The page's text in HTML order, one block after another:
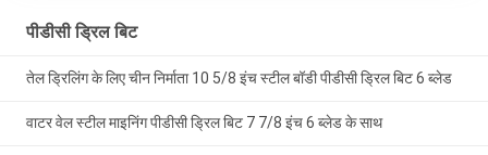
पीडीसी ड्रिल बिट
तेल ड्रिलिंग के लिए चीन निर्माता 10 5/8 इंच स्टील बॉडी पीडीसी ड्रिल बिट 6 ब्लेड
वाटर वेल स्टील माइनिंग पीडीसी ड्रिल बिट 7 7/8 इंच 6 ब्लेड के साथ